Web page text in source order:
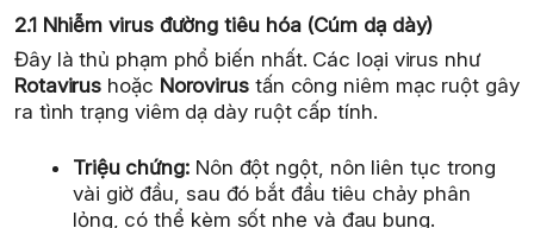
2.1 Nhiễm virus đường tiêu hóa (Cúm dạ dày)
Đây là thủ phạm phổ biến nhất. Các loại virus như
Rotavirus hoặc Norovirus tấn công niêm mạc ruột gây
ra tình trạng viêm dạ dày ruột cấp tính.
Triệu chứng:Nôn đột ngột, nôn liên tục trong
vài giờ đầu, sau đó bắt đầu tiêu chảy phân
lỏng, có thể kèm sốt nhẹ và đau bụng.